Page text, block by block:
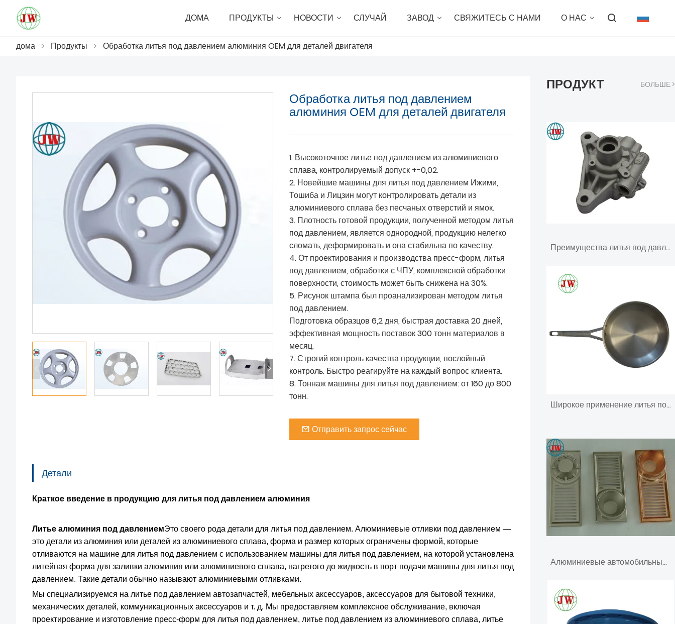
ДОМА ПРОДУКТЫ НОВОСТИ СЛУЧАЙ ЗАВОД СВЯЖИТЕСЬ С НАМИ О НАС
дома > Продукты > Обработка литья под давлением алюминия OEM для деталей двигателя
Обработка литья под давлением
алюминия OEM для деталей двигателя
1. Высокоточное литье под давлением из алюминиевого
сплава, контролируемый допуск +-0,02.
2. Новейшие машины для литья под давлением Ижими,
Тошиба и Лицзин могут контролировать детали из
алюминиевого сплава без песчаных отверстий и ямок.
3. Плотность готовой продукции, полученной методом литья
под давлением, является однородной, продукцию нелегко
сломать, деформировать и она стабильна по качеству.
4. От проектирования и производства пресс-форм, литья
под давлением, обработки с ЧПУ, комплексной обработки
поверхности, стоимость может быть снижена на 30%.
5. Рисунок штампа был проанализирован методом литья
под давлением.
Подготовка образцов 6,2 дня, быстрая доставка 20 дней,
эффективная мощность поставок 300 тонн материалов в
месяц.
7. Строгий контроль качества продукции, послойный
контроль. Быстро реагируйте на каждый вопрос клиента.
8. Тоннаж машины для литья под давлением: от 160 до 800
тонн.
Отправить запрос сейчас
Детали
Краткое введение в продукцию для литья под давлением алюминия
Литье алюминия под давлениемЭто своего рода детали для литья под давлением. Алюминиевые отливки под давлением —
это детали из алюминия или деталей из алюминиевого сплава, форма и размер которых ограничены формой, которые
отливаются на машине для литья под давлением с использованием машины для литья под давлением, на которой установлена
​​литейная форма для заливки алюминия или алюминиевого сплава, нагретого до жидкость в порт подачи машины для литья под
давлением. Такие детали обычно называют алюминиевыми отливками.
Мы специализируемся на литье под давлением автозапчастей, мебельных аксессуаров, аксессуаров для бытовой техники,
механических деталей, коммуникационных аксессуаров и т. д. Мы предоставляем комплексное обслуживание, включая
проектирование и изготовление пресс-форм для литья под давлением, литье под давлением из алюминиевого сплава, литье
ПРОДУКТ БОЛЬШЕ >
Преимущества литья под давлением в автомобильной промышленности
Широкое применение литья под давлением алюминия в хлебобулочных изделиях
Алюминиевые автомобильные аксессуары для литья под давлением